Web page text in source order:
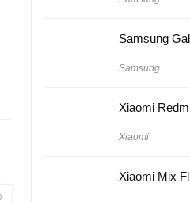
Samsung
Samsung
Xiaomi
Xiaomi
Xiaomi Mix